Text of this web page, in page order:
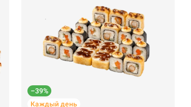
–39%
Каждый день